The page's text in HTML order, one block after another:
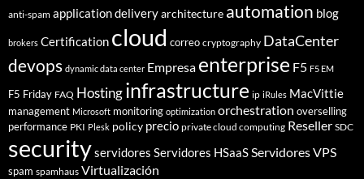
anti-spam application deliveryarchitecture automation blog
brokers Certification cloud correo cryptography DataCenter
devops dynamic data center Empresa enterprise F5 F5 EM
F5 Friday FAQ Hostinginfrastructure ip iRules MacVittie
management Microsoft monitoring optimization orchestration overselling
performance PKI Plesk policy precio private cloud computing Reseller SDC
securityservidores Servidores HSaaSServidores VPS
spam spamhaus Virtualización